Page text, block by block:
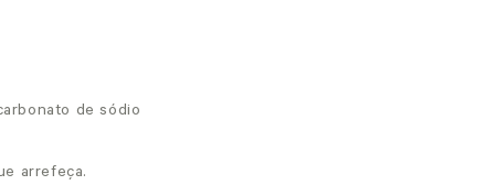
de sódio
arrefeça.